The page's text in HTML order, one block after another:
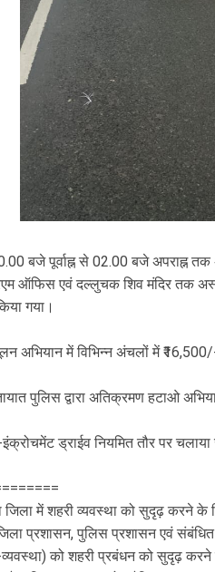
बजे पूर्वाह्न से 02.00 बजे अपराह्न
ऑफिस एवं दल्लुचक शिव मंदिर तक
गया।
में विभिन्न अंचलों में ₹16,500/-
पुलिस द्वारा अतिक्रमण हटाओ
ड्राईव नियमित तौर पर चलाया
में शहरी व्यवस्था को सुदृढ़ करने के
प्रशासन, पुलिस प्रशासन एवं
व्यवस्था) को शहरी प्रबंधन को सुदृढ़